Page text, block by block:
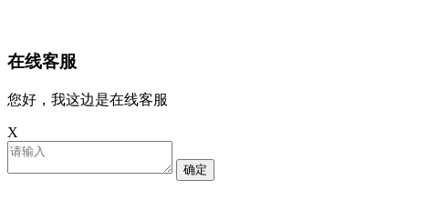
在线客服
您好，我这边是在线客服
X
确定